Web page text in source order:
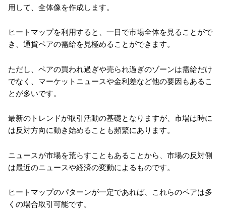
用して、全体像を作成します。
ヒートマップを利用すると、一目で市場全体を見ることがで
き、通貨ペアの需給を見極めることができます。
ただし、ペアの買われ過ぎや売られ過ぎのゾーンは需給だけ
でなく、マーケットニュースや金利差など他の要因もあるこ
とが多いです。
最新のトレンドが取引活動の基礎となりますが、市場は時に
は反対方向に動き始めることも頻繁にあります。
ニュースが市場を荒らすこともあることから、市場の反対側
は最近のニュースや経済の変動によるものです。
ヒートマップのパターンが一定であれば、これらのペアは多
くの場合取引可能です。